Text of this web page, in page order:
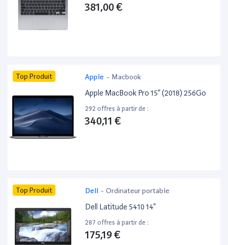
381,00 €
Top Produit Apple - Macbook
Apple MacBook Pro 15” (2018) 256Go
292 offres à partir de :
340,11 €
Top Produit Dell - Ordinateur portable
Dell Latitude 5410 14”
287 offres à partir de :
175,19 €